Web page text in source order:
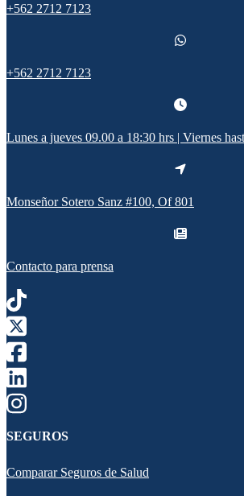
+562 2712 7123
+562 2712 7123
Lunes a jueves 09.00 a 18:30 hrs | Viernes
Monseñor Sotero Sanz #100, Of 801
Contacto para prensa
SEGUROS
Comparar Seguros de Salud